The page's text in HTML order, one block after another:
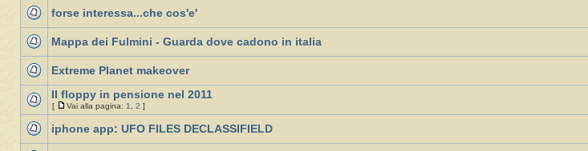
forse interessa...che cos'e'
Mappa dei Fulmini - Guarda dove cadono in italia
Extreme Planet makeover
Il floppy in pensione nel 2011
[ Vai alla pagina: 1, 2 ]
iphone app: UFO FILES DECLASSIFIELD